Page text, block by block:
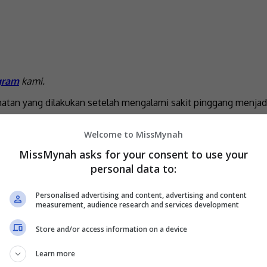
kami.
yang dilakukan setelah mengalami sakit pinggang
doktor mengesahkan dia menghidap kanser tahap
susah berdiri atau baring lama, dan tidak boleh angkat
itu, saya mungkin tidak sedar kanser sudah berada di
Welcome to MissMynah
MissMynah asks for your consent to use your
personal data to:
Personalised advertising and content, advertising and content
measurement, audience research and services development
Store and/or access information on a device
Learn more